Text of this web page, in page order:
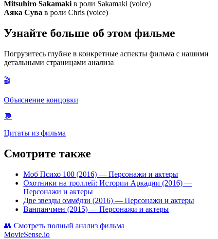
Mitsuhiro Sakamaki в роли Sakamaki (voice)
Аяка Сува в роли Chris (voice)
Узнайте больше об этом фильме
Погрузитесь глубже в конкретные аспекты фильма с нашими
детальными страницами анализа
🎬
Объяснение концовки
💬
Цитаты из фильма
Смотрите также
Моб Психо 100 (2016) — Персонажи и актеры
Охотники на троллей: Истории Аркадии (2016) —
Персонажи и актеры
Две звезды оммёдзи (2016) — Персонажи и актеры
Ванпанчмен (2015) — Персонажи и актеры
👥 Смотреть полный анализ фильма
MovieSense.io